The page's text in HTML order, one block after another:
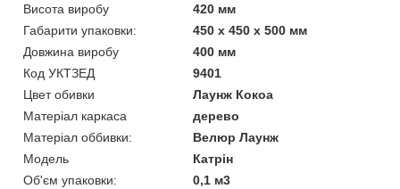
Висота виробу
420 мм
Габарити упаковки:
450 x 450 x 500 мм
Довжина виробу
400 мм
Код УКТЗЕД
9401
Цвет обивки
Лаунж Кокоа
Матеріал каркаса
дерево
Матеріал оббивки:
Велюр Лаунж
Мoдель
Катрін
Об'єм упаковки:
0,1 м3